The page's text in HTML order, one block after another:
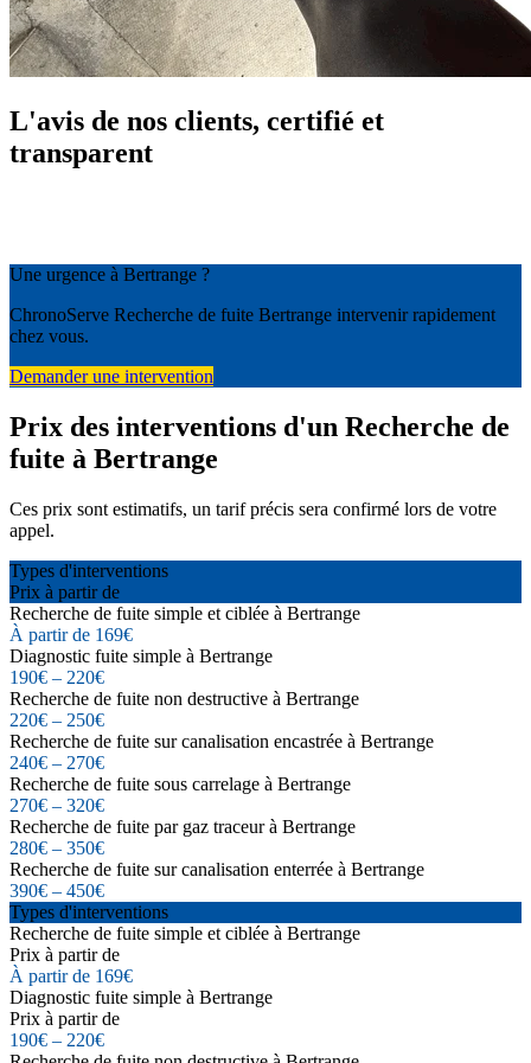
L'avis de nos clients, certifié et
transparent
Une urgence à Bertrange ?
ChronoServe Recherche de fuite Bertrange intervenir rapidement
chez vous.
Demander une intervention
Prix des interventions d'un Recherche de
fuite à Bertrange
Ces prix sont estimatifs, un tarif précis sera confirmé lors de votre
appel.
Types d'interventions
Prix à partir de
Recherche de fuite simple et ciblée à Bertrange
À partir de 169€
Diagnostic fuite simple à Bertrange
190€ – 220€
Recherche de fuite non destructive à Bertrange
220€ – 250€
Recherche de fuite sur canalisation encastrée à Bertrange
240€ – 270€
Recherche de fuite sous carrelage à Bertrange
270€ – 320€
Recherche de fuite par gaz traceur à Bertrange
280€ – 350€
Recherche de fuite sur canalisation enterrée à Bertrange
390€ – 450€
Types d'interventions
Recherche de fuite simple et ciblée à Bertrange
Prix à partir de
À partir de 169€
Diagnostic fuite simple à Bertrange
Prix à partir de
190€ – 220€